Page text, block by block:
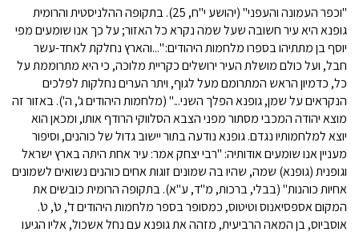
"וכפר העמונה והעפני" (יהושע י"ח, 25). בתקופה ההלניסטית והרומית
גופנא היא עיר חשובה שעל שמה נקרא כל האזור; על כך אנו שומעים מפי
יוסף בן מתתיהו בספרו מלחמות היהודים: "...והארץ נחלקת לאחד-עשר
חבל, ועל כולם מושלת העיר ירושלים כקריית מלוכה, כי היא מתרוממת על
כל, כדמיון הראש המתרומם מעל לגוף, ויתר הערים נחלקות לפלכים
הנקראים על שמן, גופנא הפלך השני..." (מלחמות היהודים ג', ה'). באזור זה
מוצא יהודה המכבי מסתור מפני הצבא הסלווקי הרודף אותו, ומכאן הוא
יוצא למלחמותיו נגדם. גופנא נודעה בתור יישוב גדול של כוהנים, וסיפור
מעניין אנו שומעים אודותיה: "רבי יצחק אמר: עיר אחת היתה בארץ ישראל
וגופנית (גופנא) שמה, שהיו בה שמונים זוגות אחים כוהנים נשואים לשמונים
אחיות כוהנות" (בבלי, ברכות, מ"ד, ע"א). בתקופה הרומית כובשים את
המקום אספסיאנוס וטיטוס, כמסופר בספר מלחמות היהודים ד', ט', ט'.
אוסביוס, בן המאה הרביעית, מזהה את גופנא עם נחל אשכול, אליו הגיעו